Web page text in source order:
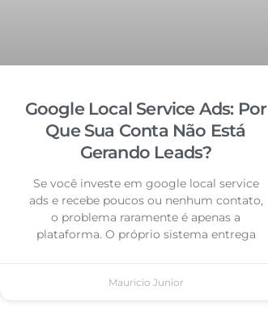
Google Local Service Ads: Por
Que Sua Conta Não Está
Gerando Leads?
Se você investe em google local service
ads e recebe poucos ou nenhum contato,
o problema raramente é apenas a
plataforma. O próprio sistema entrega
Mauricio Junior